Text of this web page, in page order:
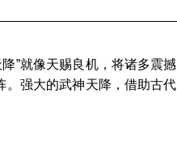
”就像天赐良机，将诸多震
强大的武神天降，借助古